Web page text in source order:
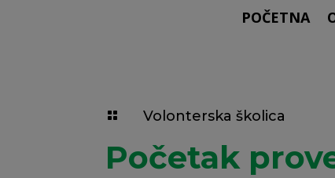
POČETNA
 Volonterska školica
Početak